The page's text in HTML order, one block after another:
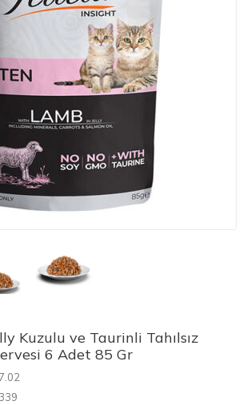
Kuzulu ve Taurinli Tahılsız
6 Adet 85 Gr